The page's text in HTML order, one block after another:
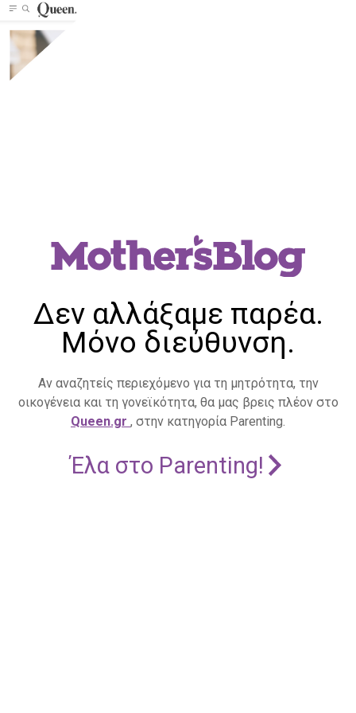
Δεν αλλάξαμε παρέα.
Μόνο διεύθυνση.
Αν αναζητείς περιεχόμενο για τη μητρότητα, την
οικογένεια και τη γονεϊκότητα, θα μας βρεις πλέον στο
Queen.gr , στην κατηγορία Parenting.
Έλα στο Parenting!